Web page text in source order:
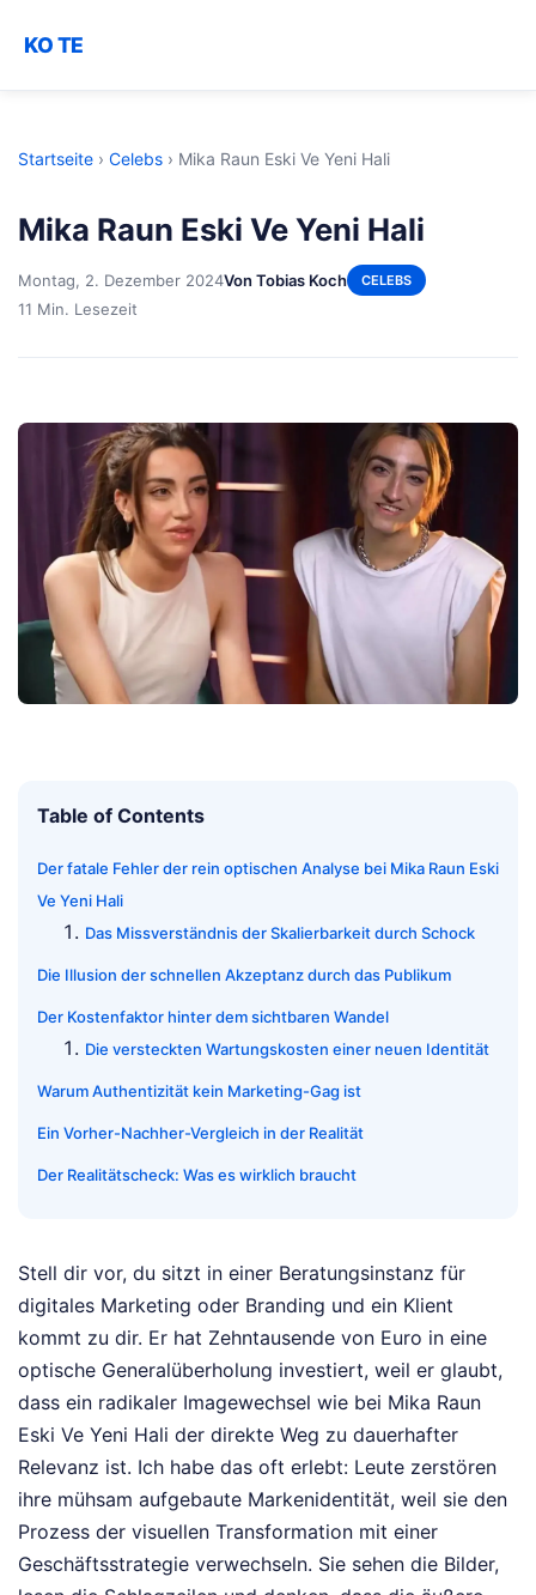
KO TE
Startseite › Celebs › Mika Raun Eski Ve Yeni Hali
Mika Raun Eski Ve Yeni Hali
Montag, 2. Dezember 2024Von Tobias Koch CELEBS
11 Min. Lesezeit
Table of Contents
Der fatale Fehler der rein optischen Analyse bei Mika Raun Eski
Ve Yeni Hali
Das Missverständnis der Skalierbarkeit durch Schock
Die Illusion der schnellen Akzeptanz durch das Publikum
Der Kostenfaktor hinter dem sichtbaren Wandel
Die versteckten Wartungskosten einer neuen Identität
Warum Authentizität kein Marketing-Gag ist
Ein Vorher-Nachher-Vergleich in der Realität
Der Realitätscheck: Was es wirklich braucht
Stell dir vor, du sitzt in einer Beratungsinstanz für
digitales Marketing oder Branding und ein Klient
kommt zu dir. Er hat Zehntausende von Euro in eine
optische Generalüberholung investiert, weil er glaubt,
dass ein radikaler Imagewechsel wie bei Mika Raun
Eski Ve Yeni Hali der direkte Weg zu dauerhafter
Relevanz ist. Ich habe das oft erlebt: Leute zerstören
ihre mühsam aufgebaute Markenidentität, weil sie den
Prozess der visuellen Transformation mit einer
Geschäftsstrategie verwechseln. Sie sehen die Bilder,